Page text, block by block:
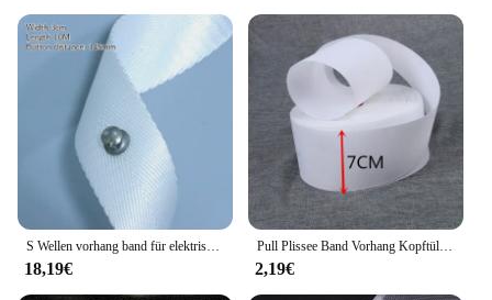
S Wellen vorhang band für elektrisches Vorhangs chien system motorisierte elektrische Vorhangs chiene manuelle Vorhangs chiene verdickte Stoff bänder
18,19€
Pull Plissee Band Vorhang Kopftülle Top Band Header Bleistift Falten Haken Band Tüll Garn Vorhang Zubehör (3 Zoll) D2
2,19€